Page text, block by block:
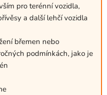
pro terénní vozidla,
a další lehčí vozidla
břemen nebo
podmínkách, jako je